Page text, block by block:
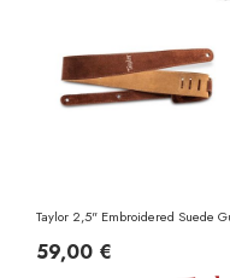
Taylor 2,5" Embroidered Suede
59,00 €